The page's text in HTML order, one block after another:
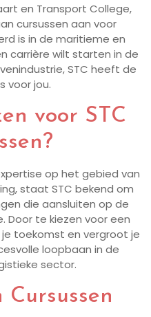
en Transport College,
cursussen aan voor
is in de maritieme en
carrière wilt starten in de
STC heeft de
voor jou.
voor STC
op het gebied van
staat STC bekend om
die aansluiten op de
Door te kiezen voor een
je toekomst en vergroot je
loopbaan in de
sector.